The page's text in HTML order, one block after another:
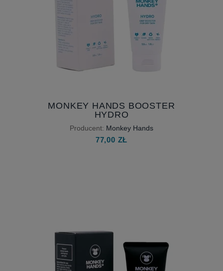
MONKEY HANDS BOOSTER
HYDRO
Producent: Monkey Hands
77,00 ZŁ